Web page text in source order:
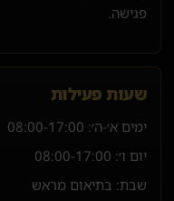
פגישה.
שעות פעילות
ימים א׳-ה׳: 08:00-17:00
יום ו׳: 08:00-17:00
שבת: בתיאום מראש